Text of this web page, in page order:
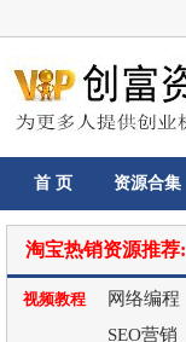
首 页 资源合集
淘宝热销资源推荐:
视频教程 网络编程
SEO营销